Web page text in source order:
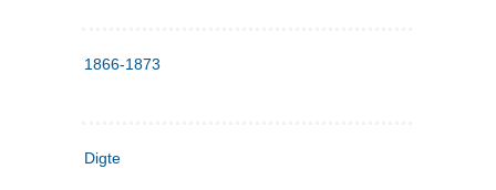
1866-1873
Digte